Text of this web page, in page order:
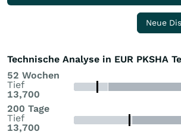
Neue
Technische Analyse in EUR PKSHA
52 Wochen
Tief
13,700
200 Tage
Tief
13,700